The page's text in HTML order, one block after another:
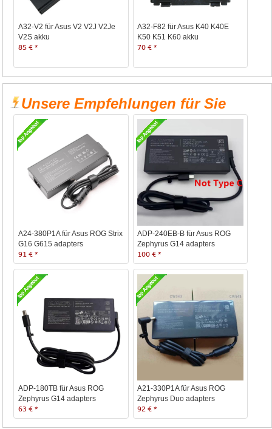
A32-V2 für Asus V2 V2J V2Je
V2S akku
85 € *
A32-F82 für Asus K40 K40E
K50 K51 K60 akku
70 € *
Unsere Empfehlungen für Sie
A24-380P1A für Asus ROG Strix
G16 G615 adapters
91 € *
ADP-240EB-B für Asus ROG
Zephyrus G14 adapters
100 € *
ADP-180TB für Asus ROG
Zephyrus G14 adapters
63 € *
A21-330P1A für Asus ROG
Zephyrus Duo adapters
92 € *